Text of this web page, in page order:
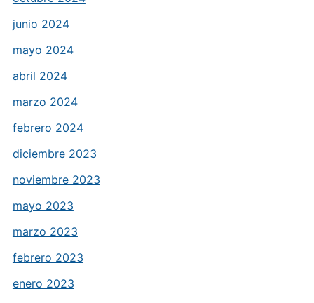
junio 2024
mayo 2024
abril 2024
marzo 2024
febrero 2024
diciembre 2023
noviembre 2023
mayo 2023
marzo 2023
febrero 2023
enero 2023